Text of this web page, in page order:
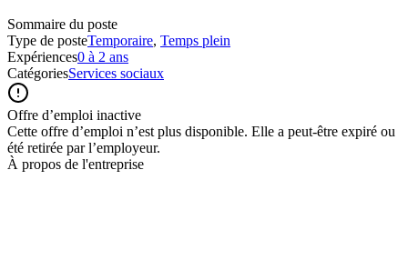
Sommaire du poste
Type de posteTemporaire, Temps plein
Expériences0 à 2 ans
CatégoriesServices sociaux
Offre d’emploi inactive
Cette offre d’emploi n’est plus disponible. Elle a peut-être expiré ou
été retirée par l’employeur.
À propos de l'entreprise